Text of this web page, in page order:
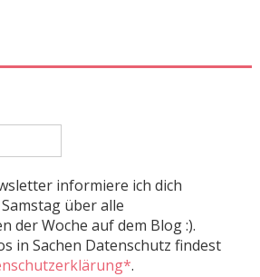
informiere ich dich
über alle
der Woche auf dem Blog :).
in Sachen Datenschutz findest
.